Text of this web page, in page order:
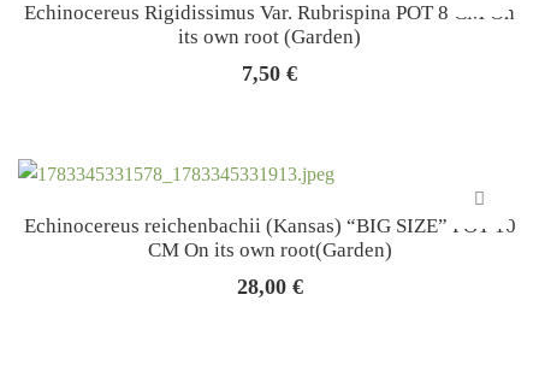
Echinocereus Rigidissimus Var. Rubrispina POT 8 CM On
its own root (Garden)
7,50 €
Echinocereus reichenbachii (Kansas) “BIG SIZE” POT 10
CM On its own root(Garden)
28,00 €